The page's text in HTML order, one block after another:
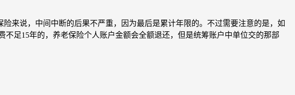
来说，中间中断的后果不严重，因为最后是累计年限的。不过需要注意的是，如
足15年的，养老保险个人账户金额会全额退还，但是统筹账户中单位交的那部